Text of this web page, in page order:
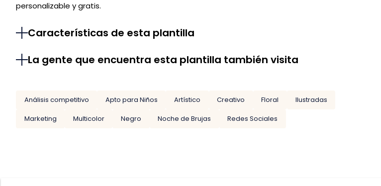
personalizable y gratis.
Características de esta plantilla
La gente que encuentra esta plantilla también visita
Análisis competitivo Apto para Niños Artístico Creativo Floral
Ilustradas
Marketing
Multicolor Negro Noche de Brujas Redes Sociales